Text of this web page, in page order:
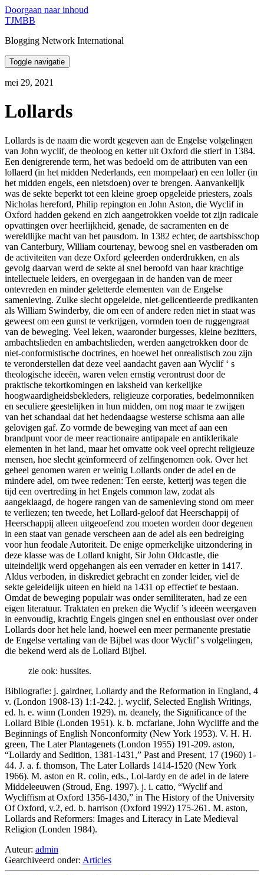
Doorgaan naar inhoud
TJMBB
Blogging Network International
Toggle navigatie
mei 29, 2021
Lollards
Lollards is de naam die wordt gegeven aan de Engelse volgelingen
van John wyclif, de theoloog en ketter uit Oxford die stierf in 1384.
Een denigrerende term, het was bedoeld om de attributen van een
lollaerd (in het midden Nederlands, een mompelaar) en een loller (in
het midden engels, een nietsdoen) over te brengen. Aanvankelijk
was de sekte beperkt tot een kleine groep opgeleide priesters, zoals
Nicholas hereford, Philip repington en John Aston, die Wyclif in
Oxford hadden gekend en zich aangetrokken voelde tot zijn radicale
opvattingen over heerlijkheid, genade, de sacramenten en de
wereldlijke macht van het pausdom. In 1382 echter, de aartsbisschop
van Canterbury, William courtenay, bewoog snel en vastberaden om
de activiteiten van deze Oxford geleerden onderdrukken, en als
gevolg daarvan werd de sekte al snel beroofd van haar krachtige
intellectuele leiders, en overgegaan in de handen van de meer
ontevreden en minder geletterde elementen van de Engelse
samenleving. Zulke slecht opgeleide, niet-gelicentieerde predikanten
als William Swinderby, die om een of andere reden niet in staat was
geweest om een gunst te verkrijgen, vormden toen de ruggengraat
van de beweging. Veel leken, waaronder burgesses, kleine bezitters,
ambachtslieden en ambachtslieden, werden aangetrokken door de
niet-conformistische doctrines, en hoewel het onrealistisch zou zijn
te veronderstellen dat deze veel aandacht gaven aan Wyclif ‘ s
theologische ideeën, waren velen ernstig verontrust door de
praktische tekortkomingen en laksheid van kerkelijke
hoogwaardigheidsbekleders, religieuze corporaties, bedelmonniken
en seculiere geestelijken in hun midden, om nog maar te zwijgen
van het schandaal dat het hedendaagse westerse schisma aan alle
gelovigen gaf. Zo vormde de beweging van meet af aan een
brandpunt voor de meer reactionaire antipapale en antiklerikale
elementen in het land, maar het omvatte ook veel oprecht religieuze
mensen, hoe slecht geïnformeerd of zelfingenomen ook. Over het
geheel genomen waren er weinig Lollards onder de adel en de
mindere adel, om twee redenen: Ten eerste, ketterij was tegen die
tijd een overtreding in het Engels common law, zodat als
aangeklaagd, de hogere rangen van de samenleving stond om meer
te verliezen; ten tweede, het Lollard-geloof dat Heerschappij of
Heerschappij alleen uitgeoefend zou moeten worden door degenen
in een staat van genade verscheen aan de adel als een bedreiging
voor hun feodale Autoriteit. De enige opmerkelijke uitzondering in
deze klasse was de Lollard knight, Sir John Oldcastle, die
uiteindelijk werd opgehangen als een verrader en ketter in 1417.
Aldus verboden, in diskrediet gebracht en zonder leider, viel de
sekte geleidelijk uiteen en hield na 1431 op effectief te bestaan.
Omdat de beweging populair was onder semiliteraten, had ze een
eigen literatuur. Traktaten en preken die Wyclif ’s ideeën weergaven
in eenvoudig, krachtig Engels gingen snel en enthousiast over onder
Lollards door het hele land, hoewel een meer permanente prestatie
de Engelse vertaling van de Bijbel was door Wyclif’ s volgelingen,
die bekend werd als de Lollard Bijbel.
zie ook: hussites.
Bibliografie: j. gairdner, Lollardy and the Reformation in England, 4
v. (London 1908-13) 1:1-242. j. wyclif, Selected English Writings,
ed. h. e. winn (Londen 1929). m. deanely, the Significance of the
Lollard Bible (Londen 1951). k. b. mcfarlane, John Wycliffe and the
Beginnings of English Nonconformity (New York 1953). V. H. H.
green, The Later Plantagenets (London 1955) 191-209. aston,
“Lollardy and Sedition, 1381-1431,” Past and Present, 17 (1960) 1-
44. J. a. f. thomson, The Later Lollards 1414-1520 (New York
1966). M. aston en R. colin, eds., Lol-lardy en de adel in de latere
Middeleeuwen (Stroud, Eng. 1997). j. i. catto, “Wyclif and
Wycliffism at Oxford 1356-1430,” in The History of the University
Of Oxford, v.2, ed. b. harrison (Oxford 1992) 175-261. M. aston,
Lollards and Reformers: Images and Literacy in Late Medieval
Religion (Londen 1984).
Auteur: admin
Gearchiveerd onder: Articles